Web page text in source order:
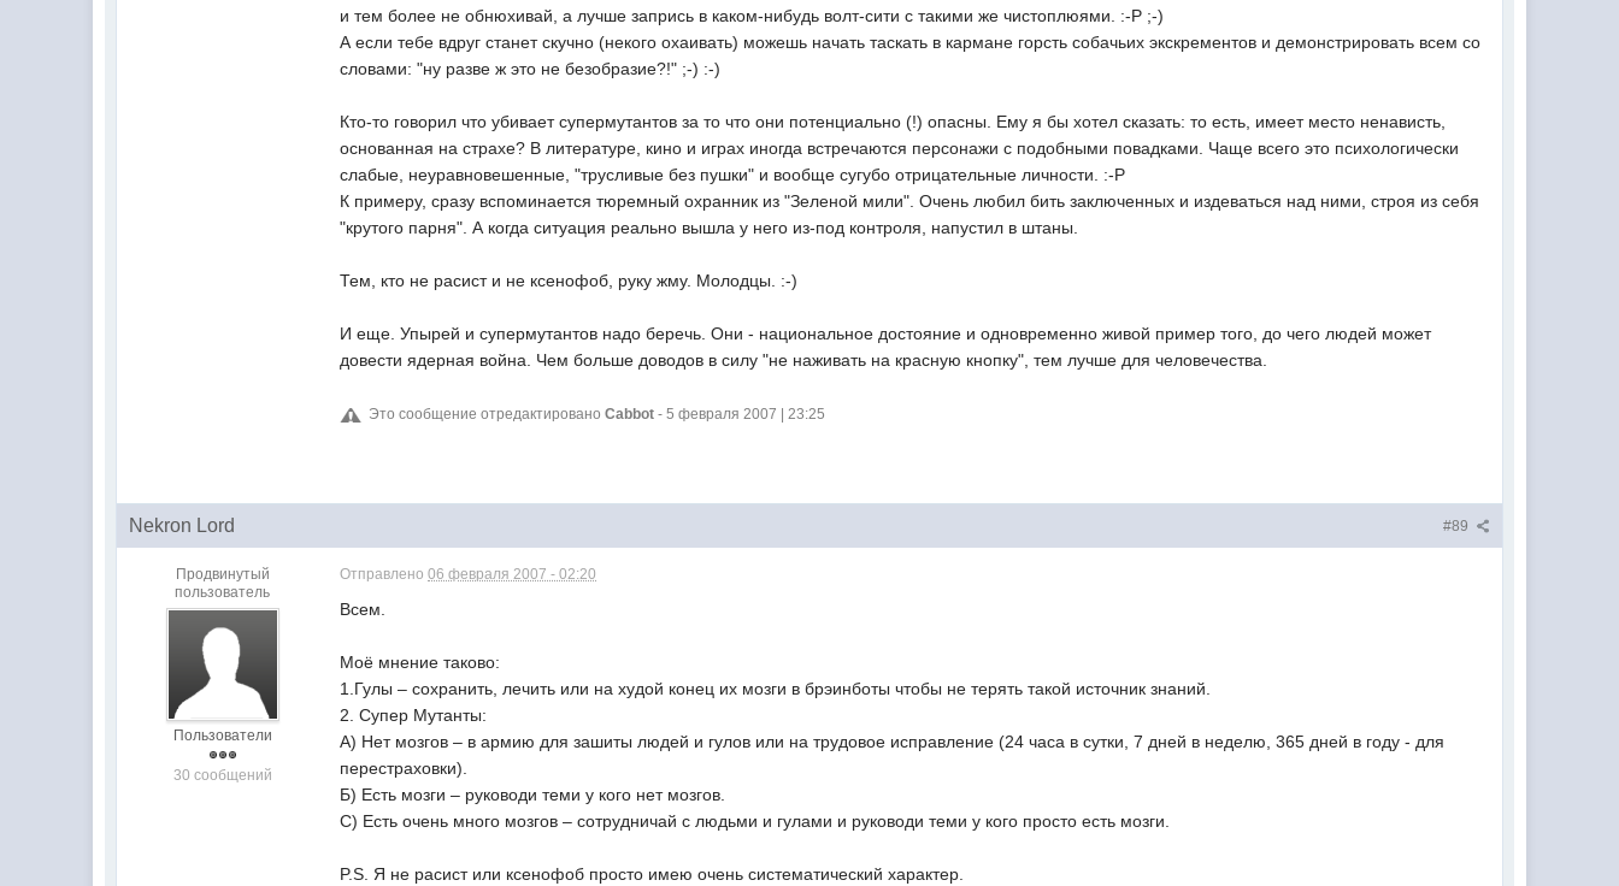
и тем более не обнюхивай, а лучше запрись в каком-нибудь волт-сити с такими же чистоплюями. :-P ;-)
А если тебе вдруг станет скучно (некого охаивать) можешь начать таскать в кармане горсть собачьих экскрементов и демонстрировать всем со
словами: "ну разве ж это не безобразие?!" ;-) :-)
Кто-то говорил что убивает супермутантов за то что они потенциально (!) опасны. Ему я бы хотел сказать: то есть, имеет место ненависть,
основанная на страхе? В литературе, кино и играх иногда встречаются персонажи с подобными повадками. Чаще всего это психологически
слабые, неуравновешенные, "трусливые без пушки" и вообще сугубо отрицательные личности. :-P
К примеру, сразу вспоминается тюремный охранник из "Зеленой мили". Очень любил бить заключенных и издеваться над ними, строя из себя
"крутого парня". А когда ситуация реально вышла у него из-под контроля, напустил в штаны.
Тем, кто не расист и не ксенофоб, руку жму. Молодцы. :-)
И еще. Упырей и супермутантов надо беречь. Они - национальное достояние и одновременно живой пример того, до чего людей может
довести ядерная война. Чем больше доводов в силу "не наживать на красную кнопку", тем лучше для человечества.
Это сообщение отредактированоCabbot - 5 февраля 2007 | 23:25
#89
Nekron Lord
Продвинутый
пользователь
Пользователи
30 сообщений
Отправлено06 февраля 2007 - 02:20
Всем.
Моё мнение таково:
1.Гулы – сохранить, лечить или на худой конец их мозги в брэинботы чтобы не терять такой источник знаний.
2. Супер Мутанты:
А) Нет мозгов – в армию для зашиты людей и гулов или на трудовое исправление (24 часа в сутки, 7 дней в неделю, 365 дней в году - для
перестраховки).
Б) Есть мозги – руководи теми у кого нет мозгов.
С) Есть очень много мозгов – сотрудничай с людьми и гулами и руководи теми у кого просто есть мозги.
P.S. Я не расист или ксенофоб просто имею очень систематический характер.